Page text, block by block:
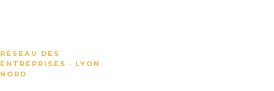
RÉSEAU DES
ENTREPRISES · LYON
NORD